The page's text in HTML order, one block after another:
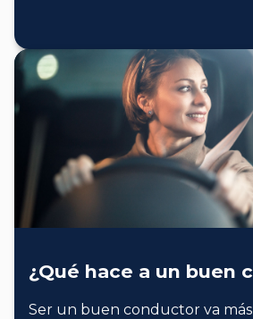
¿Qué hace a un buen
Ser un buen conductor va